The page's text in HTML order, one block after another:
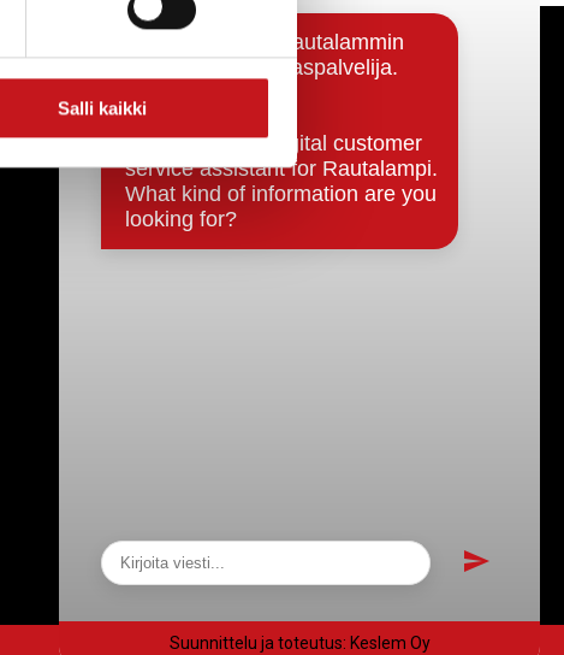
Salli kaikki
Päätökset, esityslistat & pöytäkirjat
Hallinto
Kunnanhallitus
Kunnanvaltuusto